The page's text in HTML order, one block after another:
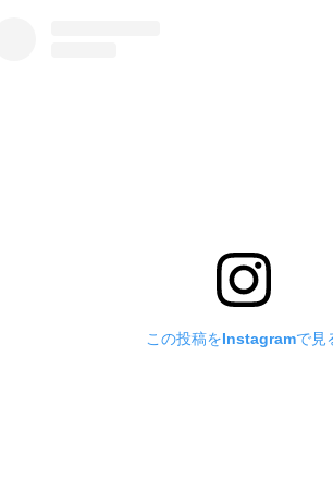
この投稿をInstagramで見